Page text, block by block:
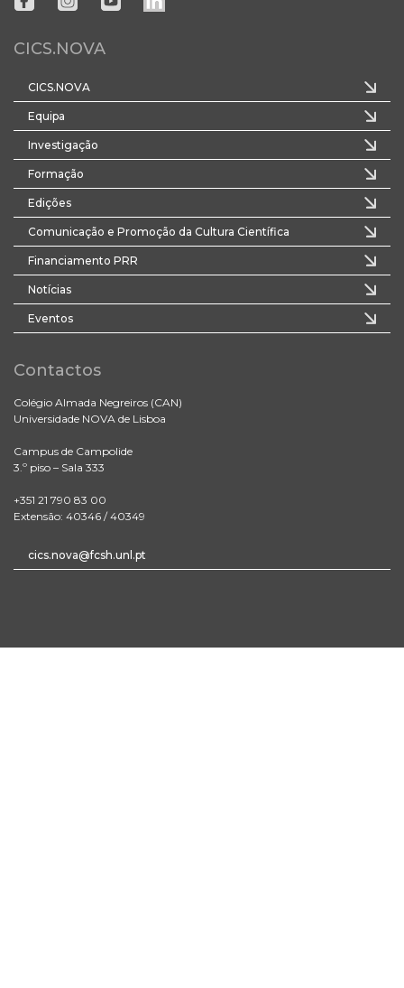
CICS.NOVA
CICS.NOVA
Equipa
Investigação
Formação
Edições
Comunicação e Promoção da Cultura Científica
Financiamento PRR
Notícias
Eventos
Contactos
Colégio Almada Negreiros (CAN)
Universidade NOVA de Lisboa
Campus de Campolide
3.º piso – Sala 333
+351 21 790 83 00
Extensão: 40346 / 40349
cics.nova@fcsh.unl.pt